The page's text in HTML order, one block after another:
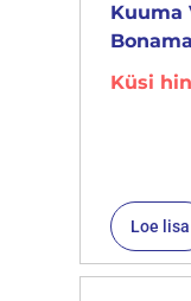
Kuuma
Küsi
Loe lisa